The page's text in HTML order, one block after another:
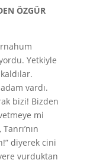
ÖZGÜR
Yetkiyle
vardı.
bizi! Bizden
mi
diyerek cini
vurduktan